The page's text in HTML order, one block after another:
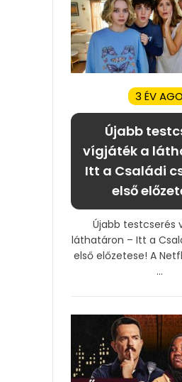
3 ÉV AGO
Újabb
vígjáték a
Itt a Családi
első
Újabb testcserés
láthatáron – Itt a
első előzetese! A
...